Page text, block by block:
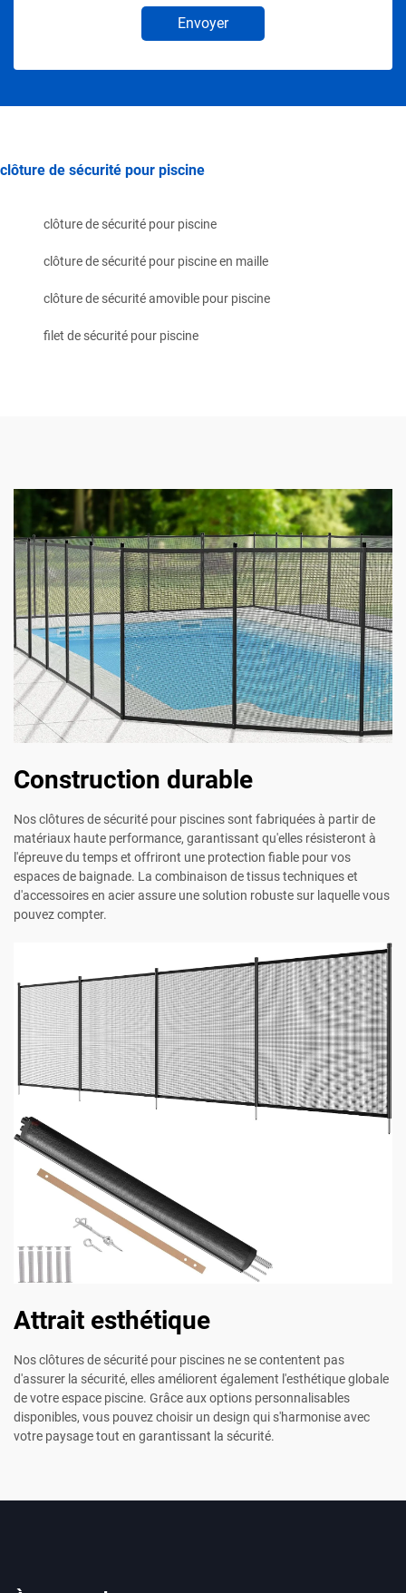
Envoyer
clôture de sécurité pour piscine
clôture de sécurité pour piscine
clôture de sécurité pour piscine en maille
clôture de sécurité amovible pour piscine
filet de sécurité pour piscine
Construction durable
Nos clôtures de sécurité pour piscines sont fabriquées à partir de
matériaux haute performance, garantissant qu'elles résisteront à
l'épreuve du temps et offriront une protection fiable pour vos
espaces de baignade. La combinaison de tissus techniques et
d'accessoires en acier assure une solution robuste sur laquelle vous
pouvez compter.
Attrait esthétique
Nos clôtures de sécurité pour piscines ne se contentent pas
d'assurer la sécurité, elles améliorent également l'esthétique globale
de votre espace piscine. Grâce aux options personnalisables
disponibles, vous pouvez choisir un design qui s'harmonise avec
votre paysage tout en garantissant la sécurité.